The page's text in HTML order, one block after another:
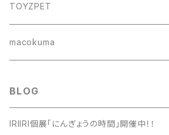
フォトフレーム
懐紙入れ
TOYZPET
macokuma
BLOG
IRIIRI個展「にんぎょうの時間」開催中！！